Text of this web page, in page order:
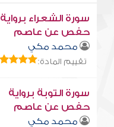
سورة الشعراء برواية
حفص عن عاصم
محمد مكي
تقييم المادة:
سورة التوبة برواية
حفص عن عاصم
محمد مكي